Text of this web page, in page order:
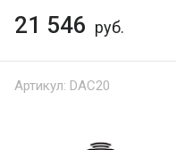
21 546 руб.
Артикул: DAC20